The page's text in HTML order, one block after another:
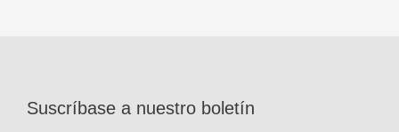
Suscríbase a nuestro boletín